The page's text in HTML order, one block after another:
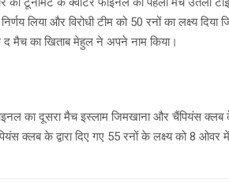
लिया और विरोधी टीम को 50 रनों का लक्ष्य
मैच का खिताब मेहुल ने अपने नाम किया।
का दूसरा मैच इस्लाम जिमखाना और चैंपियंस
क्लब के द्वारा दिए गए 55 रनों के लक्ष्य को 8